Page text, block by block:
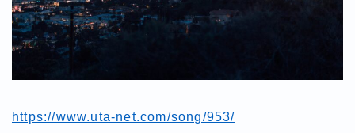
https://www.uta-net.com/song/953/